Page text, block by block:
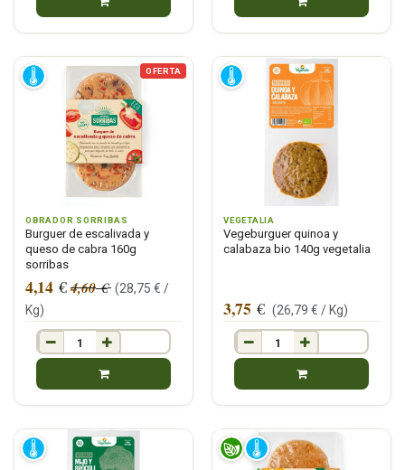
OFERTA
OBRADOR SORRIBAS
Burguer de escalivada y
queso de cabra 160g
sorribas
4,14 €4,60€ (28,75 € /
Kg)
VEGETALIA
Vegeburguer quinoa y
calabaza bio 140g vegetalia
3,75 € (26,79 € / Kg)